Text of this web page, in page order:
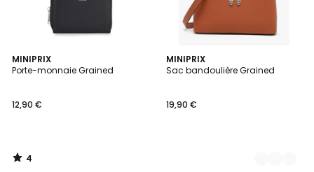
MINIPRIX
Porte-monnaie Grained
12,90 €
4
/
4
/
MINIPRIX
Sac bandoulière Grained
19,90 €
3
Couleurs